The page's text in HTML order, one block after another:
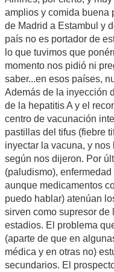
amplios y comida buena
de Madrid a Estambul y
país no es portador de
lo que tuvimos que
momento nos pidió ni
saber...en esos países,
Además de la inyección
de la hepatitis A y el
centro de vacunación
pastillas del tifus (fiebre
inyectar la vacuna, y
según nos dijeron. Por
(paludismo),
aunque medicamentos
puedo hablar) atenúan
sirven como supresor de
estadios. El problema
(aparte de que en
médica y en otras no)
secundarios. El